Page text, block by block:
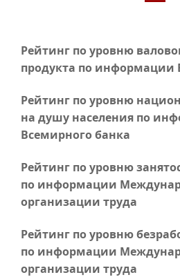
Рейтинг по уровню
продукта по информации
Рейтинг по уровню
на душу населения по
Всемирного банка
Рейтинг по уровню
по информации
организации труда
Рейтинг по уровню
по информации
организации труда